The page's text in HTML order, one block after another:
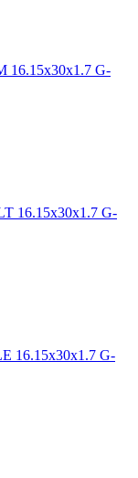
G-
16.15х30x1.7 G-
16.15х30x1.7 G-